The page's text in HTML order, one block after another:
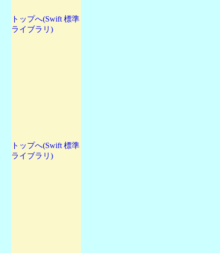
トップへ(Swift 標準
ライブラリ)
トップへ(Swift 標準
ライブラリ)